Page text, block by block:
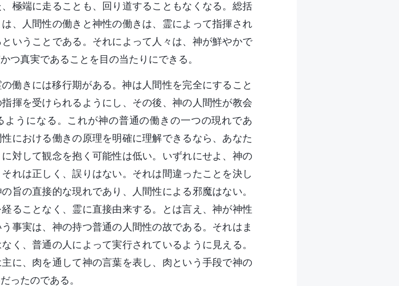
極端に走ることも、回り道することもなくなる。総括
、人間性の働きと神性の働きは、霊によって指揮され
いうことである。それによって人々は、神が鮮やかで
つ真実であることを目の当たりにできる。
働きには移行期がある。神は人間性を完全にすること
揮を受けられるようにし、その後、神の人間性が教会
ようになる。これが神の普通の働きの一つの現れであ
における働きの原理を明確に理解できるなら、あなた
対して観念を抱く可能性は低い。いずれにせよ、神の
れは正しく、誤りはない。それは間違ったことを決し
旨の直接的な現れであり、人間性による邪魔はない。
ることなく、霊に直接由来する。とは言え、神が神性
事実は、神の持つ普通の人間性の故である。それはま
く、普通の人によって実行されているように見える。
に、肉を通して神の言葉を表し、肉という手段で神の
ったのである。